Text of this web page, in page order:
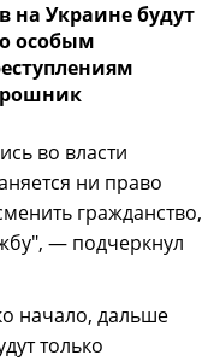
на Украине будут
особым
во власти
ни право
гражданство,
— подчеркнул
начало, дальше
только